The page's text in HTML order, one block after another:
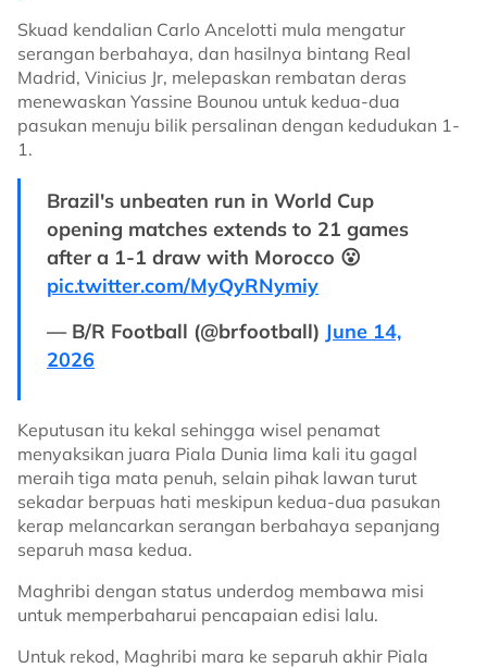
Skuad kendalian Carlo Ancelotti mula mengatur
serangan berbahaya, dan hasilnya bintang Real
Madrid, Vinicius Jr, melepaskan rembatan deras
menewaskan Yassine Bounou untuk kedua-dua
pasukan menuju bilik persalinan dengan kedudukan 1-
1.
Brazil's unbeaten run in World Cup
opening matches extends to 21 games
after a 1-1 draw with Morocco 😮
pic.twitter.com/MyQyRNymiy
— B/R Football (@brfootball) June 14,
2026
Keputusan itu kekal sehingga wisel penamat
menyaksikan juara Piala Dunia lima kali itu gagal
meraih tiga mata penuh, selain pihak lawan turut
sekadar berpuas hati meskipun kedua-dua pasukan
kerap melancarkan serangan berbahaya sepanjang
separuh masa kedua.
Maghribi dengan status underdog membawa misi
untuk memperbaharui pencapaian edisi lalu.
Untuk rekod, Maghribi mara ke separuh akhir Piala